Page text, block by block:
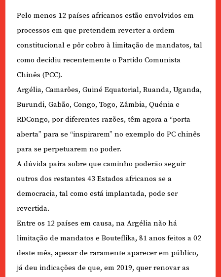
Pelo menos 12 países africanos estão envolvidos em
processos em que pretendem reverter a ordem
constitucional e pôr cobro à limitação de mandatos, tal
como decidiu recentemente o Partido Comunista
Chinês (PCC).
Argélia, Camarões, Guiné Equatorial, Ruanda, Uganda,
Burundi, Gabão, Congo, Togo, Zâmbia, Quénia e
RDCongo, por diferentes razões, têm agora a “porta
aberta” para se “inspirarem” no exemplo do PC chinês
para se perpetuarem no poder.
A dúvida paira sobre que caminho poderão seguir
outros dos restantes 43 Estados africanos se a
democracia, tal como está implantada, pode ser
revertida.
Entre os 12 países em causa, na Argélia não há
limitação de mandatos e Bouteflika, 81 anos feitos a 02
deste mês, apesar de raramente aparecer em público,
já deu indicações de que, em 2019, quer renovar as